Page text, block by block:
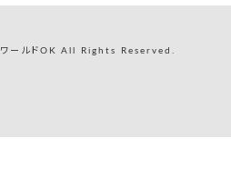
ールドOK All Rights Reserved.